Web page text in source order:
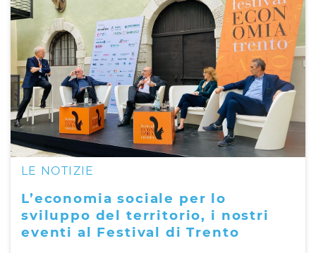
LE NOTIZIE
L’economia sociale per lo
sviluppo del territorio, i nostri
eventi al Festival di Trento